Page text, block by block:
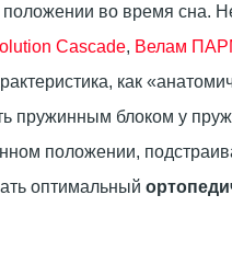
во время сна.
Cascade, Велам
как
пружинным блоком у
положении,
оптимальный